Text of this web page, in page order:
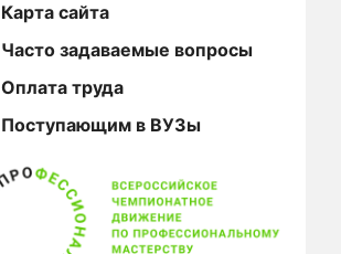
Карта сайта
Часто задаваемые вопросы
Оплата труда
Поступающим в ВУЗы